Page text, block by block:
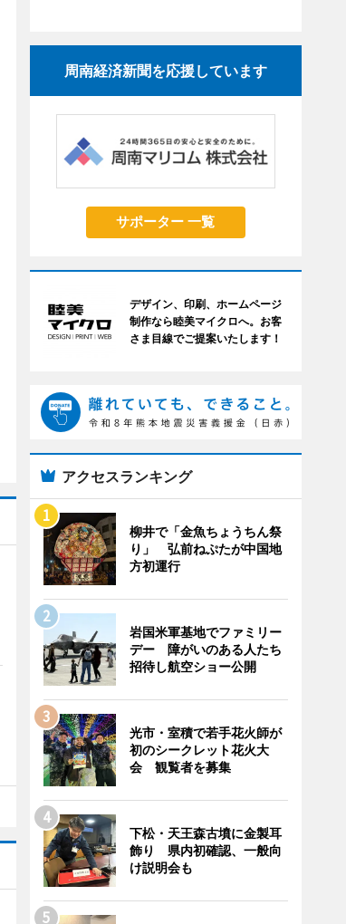
周南経済新聞を応援しています
サポーター 一覧
デザイン、印刷、ホームページ
制作なら睦美マイクロへ。お客
さま目線でご提案いたします！
アクセスランキング
柳井で「金魚ちょうちん祭
り」 弘前ねぷたが中国地
方初運行
岩国米軍基地でファミリー
デー 障がいのある人たち
招待し航空ショー公開
光市・室積で若手花火師が
初のシークレット花火大
会 観覧者を募集
下松・天王森古墳に金製耳
飾り 県内初確認、一般向
け説明会も